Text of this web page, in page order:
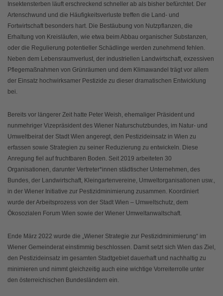
Insektensterben läuft erschreckend schneller ab als bisher befürchtet. Der
Artenschwund und die Häufigkeitsverluste treffen die Land- und
Fortwirtschaft besonders hart. Die Bestäubung von Nutzpflanzen, die
Erhaltung von Kreisläufen, wie etwa beim Abbau organischer Substanzen,
oder die Regulierung potentieller Schädlinge werden zunehmend fehlen.
Neben dem Lebensraumverlust, der industriellen Landwirtschaft, exzessiven
Pflegemaßnahmen von Grünräumen und dem Klimawandel trägt vor allem
der Einsatz hochwirksamer Pestizide zu dieser dramatischen Entwicklung
bei.
Bereits vor längerer Zeit hatte Peter Weish, ehemaliger Präsident und
nunmehriger Vizepräsident des Wiener Naturschutzbundes, im Natur- und
Umweltbeirat der Stadt Wien angeregt, den Pestizideinsatz in Wien zu
erfassen sowie Strategien zu seiner Reduzierung zu entwickeln. Diese
Anregung fiel auf fruchtbaren Boden. Seit 2019 arbeiteten 30
Organisationen, darunter Vertreter*innen städtischer Unternehmen, des
Bundes, der Landwirtschaft, Kleingartenvereine, Umweltorganisationen usw.,
in der Wiener Initiative zur Pestizidminimierung zusammen. Koordiniert
wurde der Arbeitsprozess von der Stadt Wien – Umweltschutz, dem
Ökosozialen Forum Wien sowie der Wiener Umweltanwaltschaft.
Ende März 2022 wurde die „Wiener Strategie zur Pestizidminimierung“ im
Wiener Gemeinderat einstimmig beschlossen. Damit setzt sich Wien das Ziel,
den Pestizideinsatz im gesamten Stadtgebiet dauerhaft und nachhaltig zu
minimieren und nimmt gleichzeitig auch eine wichtige Vorreiterrolle unter
den österreichischen Bundesländern ein.